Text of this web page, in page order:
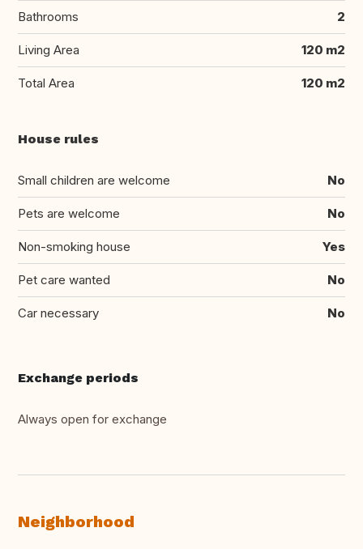
Bathrooms 2
Living Area 120 m2
Total Area 120 m2
House rules
Small children are welcome No
Pets are welcome No
Non-smoking house Yes
Pet care wanted No
Car necessary No
Exchange periods
Always open for exchange
Neighborhood